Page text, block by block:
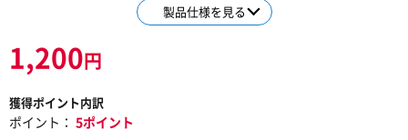
製品仕様を見る
1,200円
獲得ポイント内訳
ポイント： 5ポイント